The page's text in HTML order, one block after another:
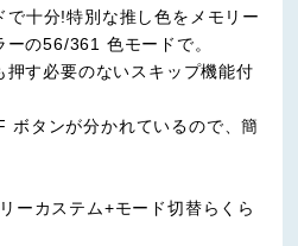
十分!特別な推し色をメモリー
の56/361 色モードで。
押す必要のないスキップ機能付
ボタンが分かれているので、簡
ーカステム+モード切替らくら